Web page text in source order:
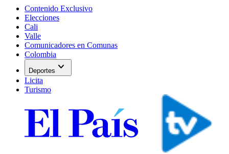
Contenido Exclusivo
Elecciones
Cali
Valle
Comunicadores en Comunas
Colombia
Deportes expand_more
Licita
Turismo